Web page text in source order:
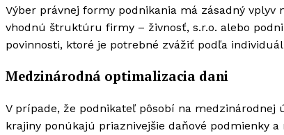
Výber právnej formy podnikania má zásadný vplyv
vhodnú štruktúru firmy – živnosť, s.r.o. alebo
povinnosti, ktoré je potrebné zvážiť podľa
Medzinárodná optimalizacia dani
V prípade, že podnikateľ pôsobí na
krajiny ponúkajú priaznivejšie daňové podmienky